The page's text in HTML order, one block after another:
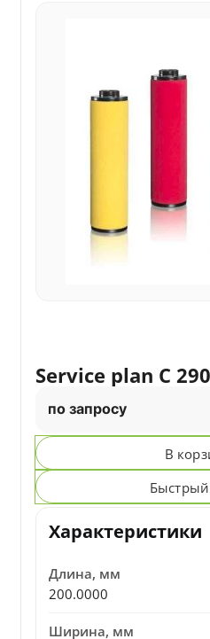
Service plan C
по запросу
В
Быстрый
Характеристики
Длина, мм
200.0000
Ширина, мм